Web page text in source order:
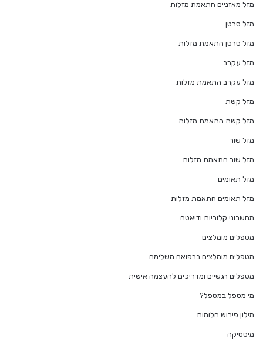
מזל מאזניים התאמת מזלות
מזל סרטן
מזל סרטן התאמת מזלות
מזל עקרב
מזל עקרב התאמת מזלות
מזל קשת
מזל קשת התאמת מזלות
מזל שור
מזל שור התאמת מזלות
מזל תאומים
מזל תאומים התאמת מזלות
מחשבוני קלוריות ודיאטה
מטפלים מומלצים
מטפלים מומלצים ברפואה משלימה
מטפלים רגשיים ומדריכים להעצמה אישית
מי מטפל במטפל?
מילון פירוש חלומות
מיסטיקה